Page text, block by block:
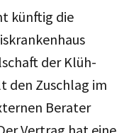
künftig die
der Klüh-
den Zuschlag im
Berater